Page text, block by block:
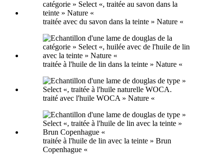
traitée avec du savon dans la teinte » Nature «
traitée à l'huile de lin dans la teinte » Nature «
traité avec l'huile WOCA » Nature «
traitée à l'huile de lin avec la teinte » Brun
Copenhague «